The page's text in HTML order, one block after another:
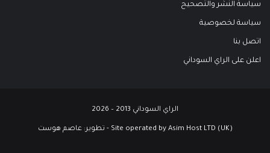
سياسة النشر والتصحيح
سياسة لخصوصية
اتصل بنا
اعلن على الراي السوداني
الراي السوداني 2013 – 2026
Site operated by Asim Host LTD (UK) - تطوير: عاصم هوست